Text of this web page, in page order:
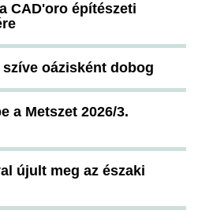
CAD'oro építészeti
oázisként dobog
a Metszet 2026/3.
újult meg az északi